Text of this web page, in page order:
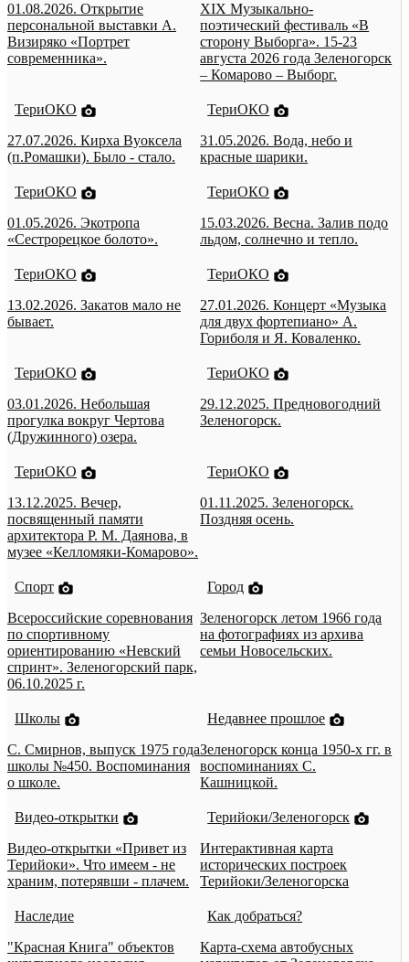
01.08.2026. Открытие
персональной выставки А.
Визиряко «Портрет
современника».
XIX Музыкально-
поэтический фестиваль «В
сторону Выборга». 15-23
августа 2026 года Зеленогорск
– Комарово – Выборг.
ТериОКО
27.07.2026. Кирха Вуоксела
(п.Ромашки). Было - стало.
ТериОКО
31.05.2026. Вода, небо и
красные шарики.
ТериОКО
01.05.2026. Экотропа
«Сестрорецкое болото».
ТериОКО
15.03.2026. Весна. Залив подо
льдом, солнечно и тепло.
ТериОКО
13.02.2026. Закатов мало не
бывает.
ТериОКО
27.01.2026. Концерт «Музыка
для двух фортепиано» А.
Гориболя и Я. Коваленко.
ТериОКО
03.01.2026. Небольшая
прогулка вокруг Чертова
(Дружинного) озера.
ТериОКО
29.12.2025. Предновогодний
Зеленогорск.
ТериОКО
13.12.2025. Вечер,
посвященный памяти
архитектора Р. М. Даянова, в
музее «Келломяки-Комарово».
ТериОКО
01.11.2025. Зеленогорск.
Поздняя осень.
Спорт
Всероссийские соревнования
по спортивному
ориентированию «Невский
спринт». Зеленогорский парк,
06.10.2025 г.
Город
Зеленогорск летом 1966 года
на фотографиях из архива
семьи Новосельских.
Школы
С. Смирнов, выпуск 1975 года
школы №450. Воспоминания
о школе.
Недавнее прошлое
Зеленогорск конца 1950-х гг. в
воспоминаниях С.
Кашницкой.
Видео-открытки
Видео-открытки «Привет из
Терийоки». Что имеем - не
храним, потерявши - плачем.
Терийоки/Зеленогорск
Интерактивная карта
исторических построек
Терийоки/Зеленогорска
Наследие
"Красная Книга" объектов
Как добраться?
Карта-схема автобусных